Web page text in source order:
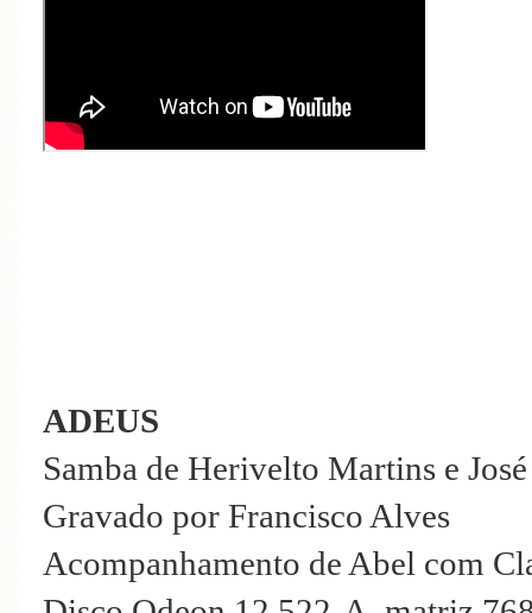
ADEUS
Samba de Herivelto Martins e
Gravado por Francisco Alves
Acompanhamento de Abel com